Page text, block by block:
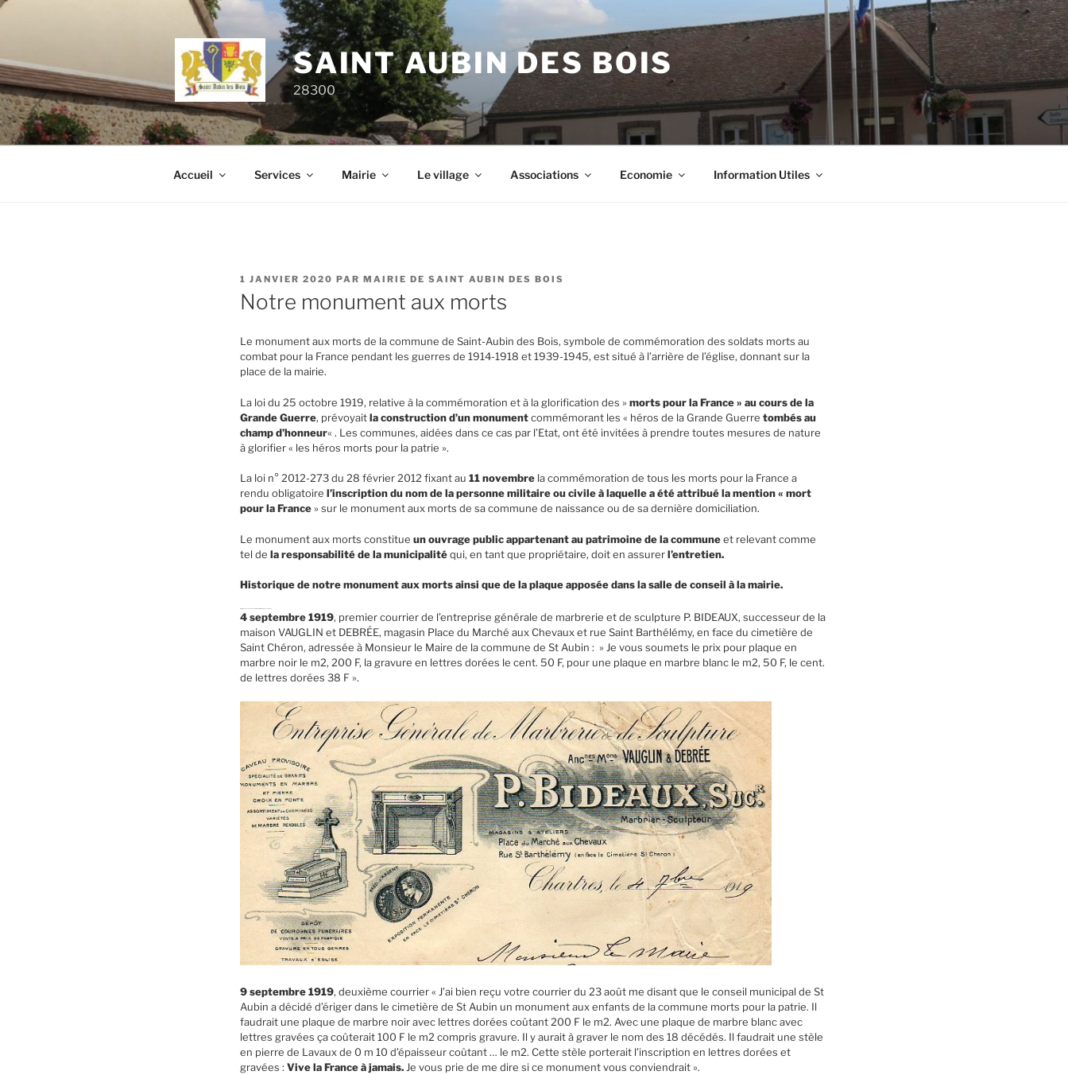
Aller
principal
SAINT AUBIN DES BOIS
28300
Accueil Services Mairie Le village Associations Economie Information Utiles
PUBLIÉ
LE
1 JANVIER 2020 PAR MAIRIE DE SAINT AUBIN DES BOIS
Notre monument aux morts
Le monument aux morts de la commune de Saint-Aubin des Bois, symbole de commémoration des soldats morts au
combat pour la France pendant les guerres de 1914-1918 et 1939-1945, est situé à l’arrière de l’église, donnant sur la
place de la mairie.
La loi du 25 octobre 1919, relative à la commémoration et à la glorification des »morts pour la France » au cours de la
Grande Guerre, prévoyaitla construction d’un monumentcommémorant les « héros de la Grande Guerre tombés au
champ d’honneur« . Les communes, aidées dans ce cas par l’Etat, ont été invitées à prendre toutes mesures de nature
à glorifier « les héros morts pour la patrie ».
La loi n° 2012-273 du 28 février 2012 fixant au 11 novembre la commémoration de tous les morts pour la France a
rendu obligatoire l’inscription du nom de la personne militaire ou civile à laquelle a été attribué la mention « mort
pour la France» sur le monument aux morts de sa commune de naissance ou de sa dernière domiciliation.
Le monument aux morts constitue un ouvrage public appartenant au patrimoine de la communeet relevant comme
tel de la responsabilité de la municipalitéqui, en tant que propriétaire, doit en assurerl’entretien.
Historique de notre monument aux morts ainsi que de la plaque apposée dans la salle de conseil à la mairie.
4 septembre 1919, premier courrier de l’entreprise générale de marbrerie et de sculpture P. BIDEAUX, successeur de la
maison VAUGLIN et DEBRÉE, magasin Place du Marché aux Chevaux et rue Saint Barthélémy, en face du cimetière de
Saint Chéron, adressée à Monsieur le Maire de la commune de St Aubin : » Je vous soumets le prix pour plaque en
marbre noir le m2, 200 F, la gravure en lettres dorées le cent. 50 F, pour une plaque en marbre blanc le m2, 50 F, le cent.
de lettres dorées 38 F ».
9 septembre 1919, deuxième courrier « J’ai bien reçu votre courrier du 23 août me disant que le conseil municipal de St
Aubin a décidé d’ériger dans le cimetière de St Aubin un monument aux enfants de la commune morts pour la patrie. Il
faudrait une plaque de marbre noir avec lettres dorées coûtant 200 F le m2. Avec une plaque de marbre blanc avec
lettres gravées ça coûterait 100 F le m2 compris gravure. Il y aurait à graver le nom des 18 décédés. Il faudrait une stèle
en pierre de Lavaux de 0 m 10 d’épaisseur coûtant … le m2. Cette stèle porterait l’inscription en lettres dorées et
gravées : Vive la France à jamais. Je vous prie de me dire si ce monument vous conviendrait ».